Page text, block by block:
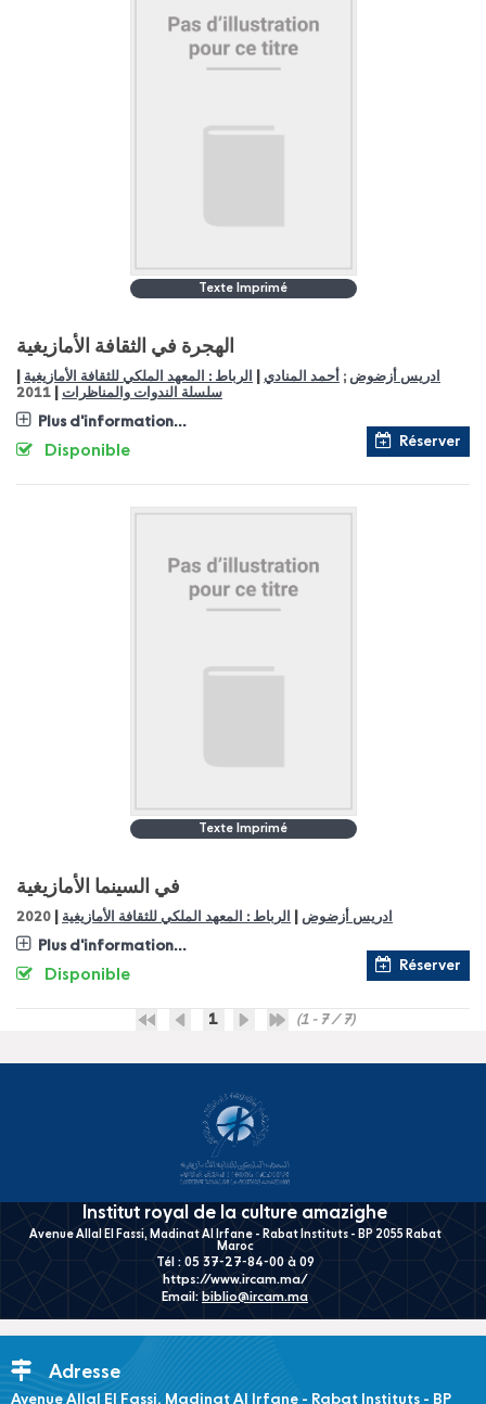
Texte Imprimé
الهجرة في الثقافة الأمازيغية
ادريس أزضوض ; أحمد المنادي الرباط : المعهد الملكي للثقافة الأمازيغية
سلسلة الندوات والمناظرات 2011
Plus d'information...
Réserver
Disponible
Texte Imprimé
في السينما الأمازيغية
ادريس أزضوض الرباط : المعهد الملكي للثقافة الأمازيغية 2020
Plus d'information...
Réserver
Disponible
1 (1 - 7 / 7)
Institut royal de la culture amazighe
Avenue Allal El Fassi, Madinat Al Irfane - Rabat Instituts - BP 2055 Rabat
Maroc
Tél : 05 37-27-84-00 à 09
https://www.ircam.ma/
Email: biblio@ircam.ma
Adresse
Avenue Allal El Fassi, Madinat Al Irfane - Rabat Instituts - BP